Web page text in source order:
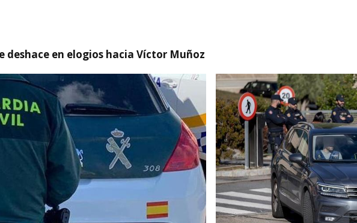
deshace en elogios hacia Víctor Muñoz